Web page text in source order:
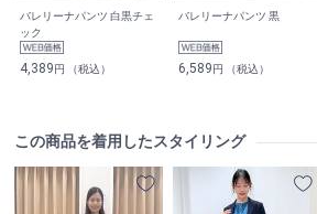
バレリーナパンツ 白黒チェ
ック
4,389円 （税込）
バレリーナパンツ 黒
6,589円 （税込）
この商品を着用したスタイリング